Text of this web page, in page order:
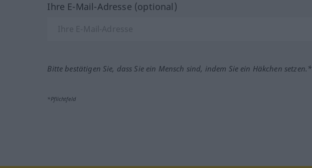
Ihre E-Mail-Adresse (optional)
Bitte bestätigen Sie, dass Sie ein Mensch sind, indem Sie ein Häkchen setzen.*
*Pflichtfeld